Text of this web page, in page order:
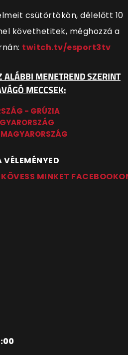
csütörtökön, délelőtt 10
követhetitek, méghozzá a
twitch.tv/esport3tv
MENETREND SZERINT
MECCSEK:
- GRÚZIA
VÉLEMÉNYED
KÖVESS MINKET